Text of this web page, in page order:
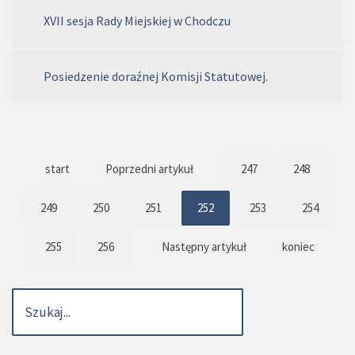
XVII sesja Rady Miejskiej w Chodczu
Posiedzenie doraźnej Komisji Statutowej.
start Poprzedni artykuł 247 248
249 250 251 252 253 254
255 256 Następny artykuł koniec